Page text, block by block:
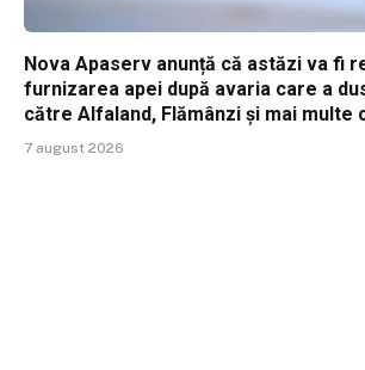
Nova Apaserv anunță că astăzi va fi
furnizarea apei după avaria care a
către Alfaland, Flămânzi și mai multe
7 august 2026